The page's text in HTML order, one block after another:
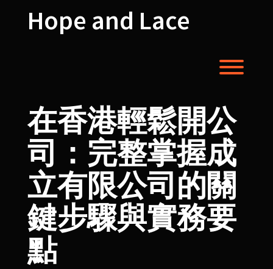
Hope and Lace
在香港輕鬆開公
司：完整掌握成
立有限公司的關
鍵步驟與實務要
點